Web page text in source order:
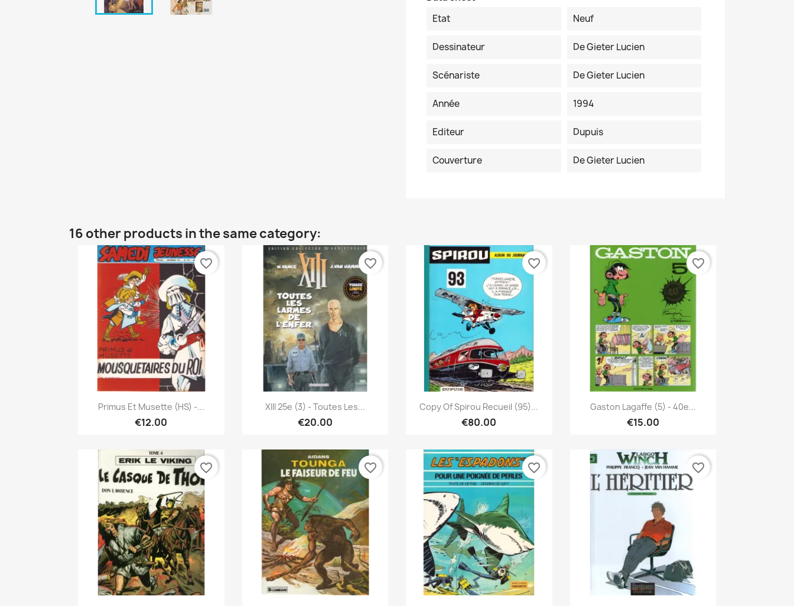
Etat
Neuf
Dessinateur De Gieter Lucien
Scénariste De Gieter Lucien
Année 1994
Editeur Dupuis
Couverture De Gieter Lucien
16 other products in the same category:
Quick view
Primus Et Musette (HS) -...
€12.00
favorite_border
Quick view
XIII 25e (3) - Toutes Les...
€20.00
favorite_border
Quick view
Copy Of Spirou Recueil (95)...
€80.00
favorite_border
 Quick view
Gaston Lagaffe (5) - 40e...
€15.00
favorite_border
favorite_border favorite_border favorite_border favorite_border